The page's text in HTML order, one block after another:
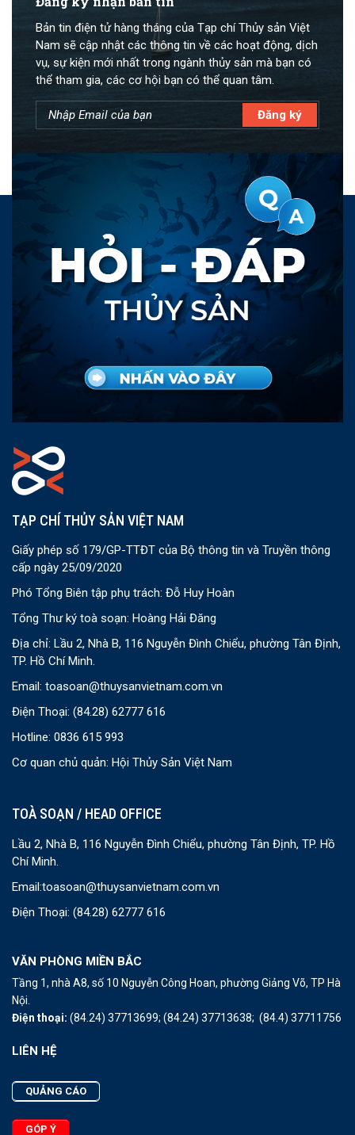
Bản tin điện tử hàng tháng của Tạp chí Thủy sản Việt
Nam sẽ cập nhật các thông tin về các hoạt động, dịch
vụ, sự kiện mới nhất trong ngành thủy sản mà bạn có
thể tham gia, các cơ hội bạn có thể quan tâm.
TẠP CHÍ THỦY SẢN VIỆT NAM
Giấy phép số 179/GP-TTĐT của Bộ thông tin và Truyền thông
cấp ngày 25/09/2020
Phó Tổng Biên tập phụ trách: Đỗ Huy Hoàn
Tổng Thư ký toà soạn: Hoàng Hải Đăng
Địa chỉ: Lầu 2, Nhà B, 116 Nguyễn Đình Chiểu, phường Tân Định,
TP. Hồ Chí Minh.
Email: toasoan@thuysanvietnam.com.vn
Điện Thoại: (84.28) 62777 616
Hotline: 0836 615 993
Cơ quan chủ quản: Hội Thủy Sản Việt Nam
TOÀ SOẠN / HEAD OFFICE
Lầu 2, Nhà B, 116 Nguyễn Đình Chiểu, phường Tân Định, TP. Hồ
Chí Minh.
Email:toasoan@thuysanvietnam.com.vn
Điện Thoại: (84.28) 62777 616
VĂN PHÒNG MIỀN BẮC
Tầng 1, nhà A8, số 10 Nguyễn Công Hoan, phường Giảng Võ, TP Hà
Nội.
Điện thoại: (84.24) 37713699; (84.24) 37713638; (84.4) 37711756
LIÊN HỆ
QUẢNG CÁO
GÓP Ý